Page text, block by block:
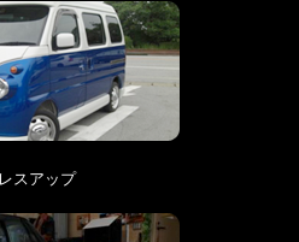
スアップ